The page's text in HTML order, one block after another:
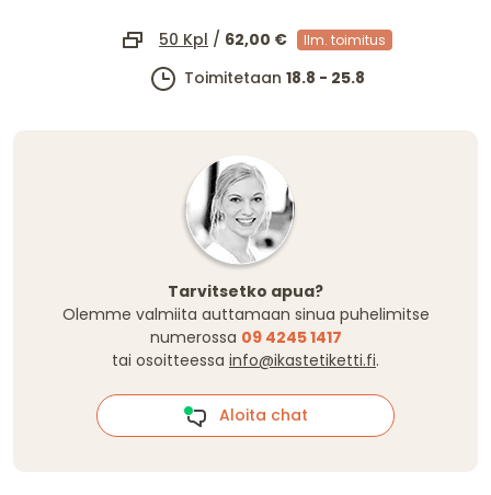
50 Kpl / 62,00 € Ilm. toimitus
Toimitetaan 18.8 - 25.8
Tarvitsetko apua?
Olemme valmiita auttamaan sinua puhelimitse
numerossa 09 4245 1417
tai osoitteessa info@ikastetiketti.fi.
Aloita chat